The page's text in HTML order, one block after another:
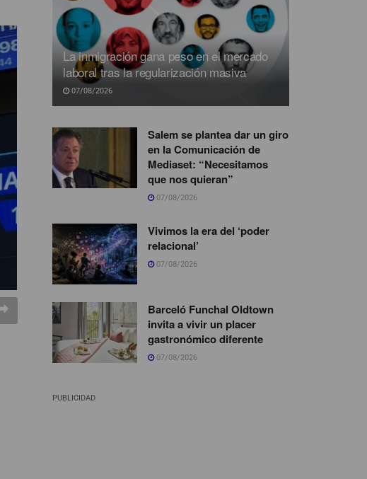
La inmigración gana peso en el mercado
laboral tras la regularización masiva
07/08/2026
Salem se plantea dar un giro
en la Comunicación de
Mediaset: “Necesitamos
que nos quieran”
07/08/2026
Vivimos la era del ‘poder
relacional’
07/08/2026
Barceló Funchal Oldtown
invita a vivir un placer
gastronómico diferente
07/08/2026
PUBLICIDAD